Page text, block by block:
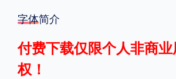
格式
.TTF
字体简介
付费下载仅限个人非商
权！